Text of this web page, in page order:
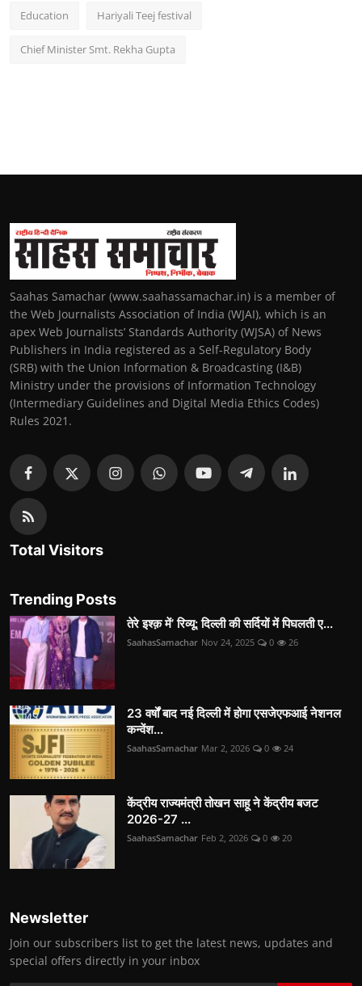
Education Hariyali Teej festival
Chief Minister Smt. Rekha Gupta
Saahas Samachar (www.saahassamachar.in) is a member of
the Web Journalists Association of India (WJAI), which is an
apex Web Journalists’ Standards Authority (WJSA) of News
Publishers in India registered as a Self-Regulatory Body
(SRB) with the Union Information & Broadcasting (I&B)
Ministry under the provisions of Information Technology
(Intermediary Guidelines and Digital Media Ethics Codes)
Rules 2021.
Total Visitors
Trending Posts
तेरे इश्क़ में’ रिव्यू: दिल्ली की सर्दियों में पिघलती ए...
SaahasSamachar Nov 24, 2025 0 26
23 वर्षों बाद नई दिल्ली में होगा एसजेएफआई नेशनल
कन्वेंश...
SaahasSamachar Mar 2, 2026 0 24
केंद्रीय राज्यमंत्री तोखन साहू ने केंद्रीय बजट
2026-27 ...
SaahasSamachar Feb 2, 2026 0 20
Newsletter
Join our subscribers list to get the latest news, updates and
special offers directly in your inbox